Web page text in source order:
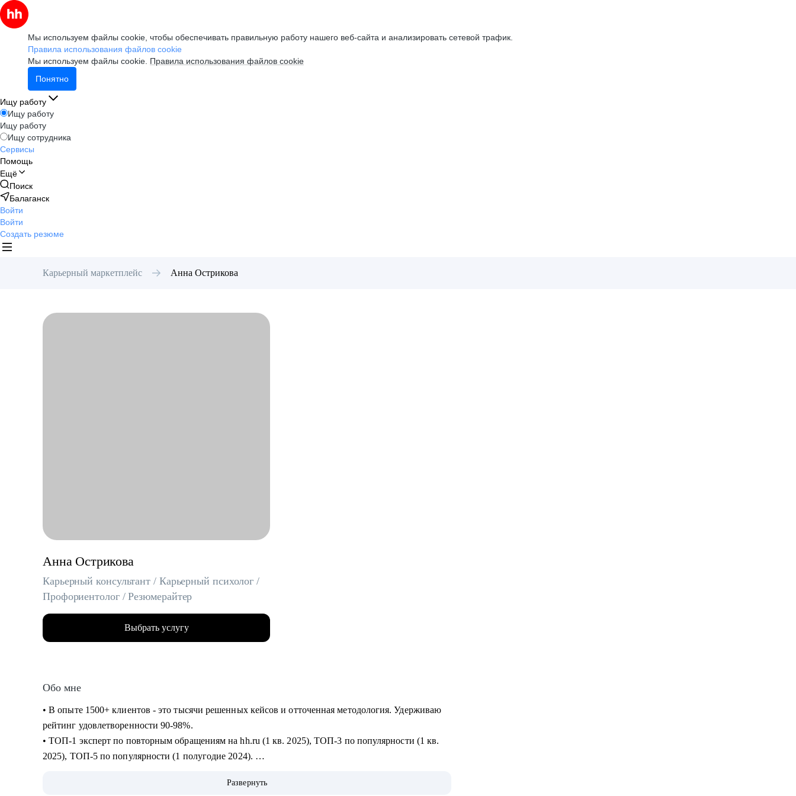
Мы используем файлы cookie, чтобы обеспечивать правильную работу нашего веб-сайта и анализировать сетевой трафик.
Правила использования файлов cookie
Мы используем файлы cookie. Правила использования файлов cookie
Понятно
Ищу работу
Ищу работу
Ищу работу
Ищу сотрудника
Сервисы
Помощь
Ещё
Поиск
Балаганск
Войти
Войти
Создать резюме
Карьерный маркетплейс Анна Острикова
Анна Острикова
Карьерный консультант / Карьерный психолог /
Профориентолог / Резюмерайтер
Выбрать услугу
Обо мне
• В опыте 1500+ клиентов - это тысячи решенных кейсов и отточенная методология. Удерживаю
рейтинг удовлетворенности 90-98%.
• ТОП-1 эксперт по повторным обращениям на hh.ru (1 кв. 2025), ТОП-3 по популярности (1 кв.
2025), ТОП-5 по популярности (1 полугодие 2024).
"Человек-Карьера" на всех уровнях: от бессознательных ограничений до требований HR.
Развернуть